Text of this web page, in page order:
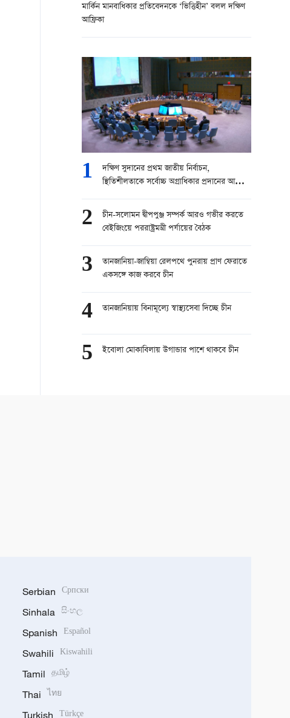
মার্কিন মানবাধিকার প্রতিবেদনকে ‘ভিত্তিহীন’ বলল দক্ষিণ
আফ্রিকা
1
দক্ষিণ সুদানের প্রথম জাতীয় নির্বাচন,
স্থিতিশীলতাকে সর্বোচ্চ অগ্রাধিকার প্রদানের আহ্বান
2
চীন-সলোমন দ্বীপপুঞ্জ সম্পর্ক আরও গভীর করতে
বেইজিংয়ে পররাষ্ট্রমন্ত্রী পর্যায়ের বৈঠক
3
তানজানিয়া-জাম্বিয়া রেলপথে পুনরায় প্রাণ ফেরাতে
একসঙ্গে কাজ করবে চীন
4 তানজানিয়ায় বিনামূল্যে স্বাস্থ্যসেবা দিচ্ছে চীন
5 ইবোলা মোকাবিলায় উগান্ডার পাশে থাকবে চীন
Serbian Српски
Sinhala සිංහල
Spanish Español
Swahili Kiswahili
Tamil தமிழ்
Thai ไทย
Turkish Türkçe